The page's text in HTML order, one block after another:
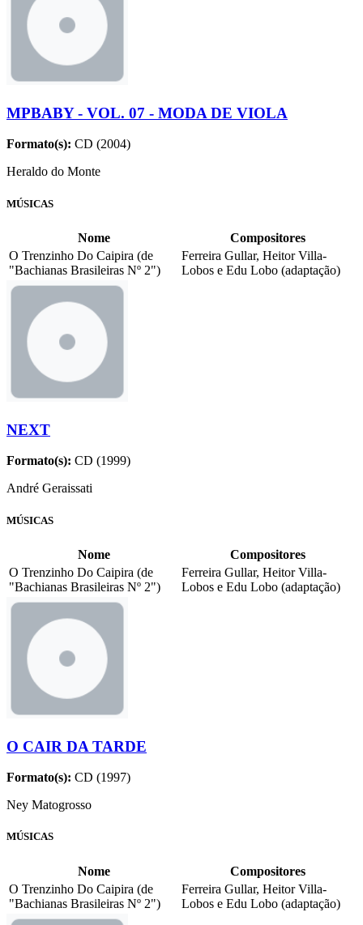
MPBABY - VOL. 07 - MODA DE VIOLA
Formato(s): CD (2004)
Heraldo do Monte
MÚSICAS
Nome
Compositores
O Trenzinho Do Caipira (de
"Bachianas Brasileiras Nº 2")
Ferreira Gullar, Heitor Villa-
Lobos e Edu Lobo (adaptação)
NEXT
Formato(s): CD (1999)
André Geraissati
MÚSICAS
Nome
Compositores
O Trenzinho Do Caipira (de
"Bachianas Brasileiras Nº 2")
Ferreira Gullar, Heitor Villa-
Lobos e Edu Lobo (adaptação)
O CAIR DA TARDE
Formato(s): CD (1997)
Ney Matogrosso
MÚSICAS
Nome
Compositores
O Trenzinho Do Caipira (de
"Bachianas Brasileiras Nº 2")
Ferreira Gullar, Heitor Villa-
Lobos e Edu Lobo (adaptação)